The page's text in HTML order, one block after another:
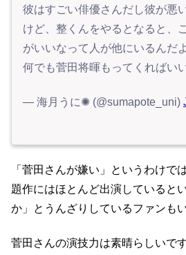
彼はすごい俳優さんだし彼が悪
けど、整くんをやるとなると、
がいいなって人が他にいるんだ
何でも菅田将暉もってくればい
— 海月うに✺ (@sumapote_uni)
「菅田さんが嫌い」というわけで
題作にはほとんど出演していると
か」とうんざりしているファンも
菅田さんの演技力は素晴らしいで